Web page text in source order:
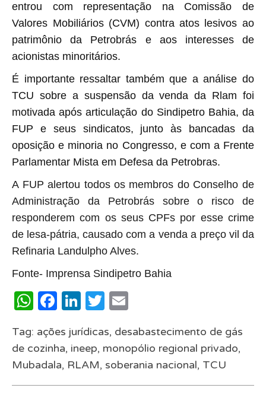
entrou com representação na Comissão de
Valores Mobiliários (CVM) contra atos lesivos ao
patrimônio da Petrobrás e aos interesses de
acionistas minoritários.
É importante ressaltar também que a análise do
TCU sobre a suspensão da venda da Rlam foi
motivada após articulação do Sindipetro Bahia, da
FUP e seus sindicatos, junto às bancadas da
oposição e minoria no Congresso, e com a Frente
Parlamentar Mista em Defesa da Petrobras.
A FUP alertou todos os membros do Conselho de
Administração da Petrobrás sobre o risco de
responderem com os seus CPFs por esse crime
de lesa-pátria, causado com a venda a preço vil da
Refinaria Landulpho Alves.
Fonte- Imprensa Sindipetro Bahia
WhatsApp
Facebook
LinkedIn
Twitter
Tag: ações jurídicas, desabastecimento de gás
de cozinha, ineep, monopólio regional privado,
Mubadala, RLAM, soberania nacional, TCU